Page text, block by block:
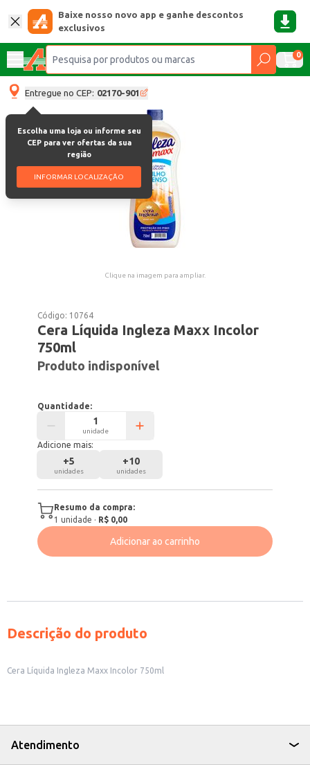
Baixe nosso novo app e ganhe descontos
exclusivos
0
Entregue no CEP: 02170-901
Escolha uma loja ou informe seu
CEP para ver ofertas da sua
região
INFORMAR LOCALIZAÇÃO
Clique na imagem para ampliar.
Código: 10764
Cera Líquida Ingleza Maxx Incolor
750ml
Produto indisponível
Quantidade:
unidade
Adicione mais:
+5
unidades
+10
unidades
Resumo da compra:
1 unidade · R$ 0,00
Adicionar ao carrinho
Descrição do produto
Cera Líquida Ingleza Maxx Incolor 750ml
Atendimento